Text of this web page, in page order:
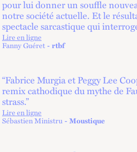
pour lui donner un souffle
notre société actuelle. Et le
spectacle sarcastique qui
Lire en ligne
Fanny Guéret rtbf
“Fabrice Murgia et Peggy Lee
remix cathodique du mythe de
strass.”
Lire en ligne
Sébastien Ministru Moustique